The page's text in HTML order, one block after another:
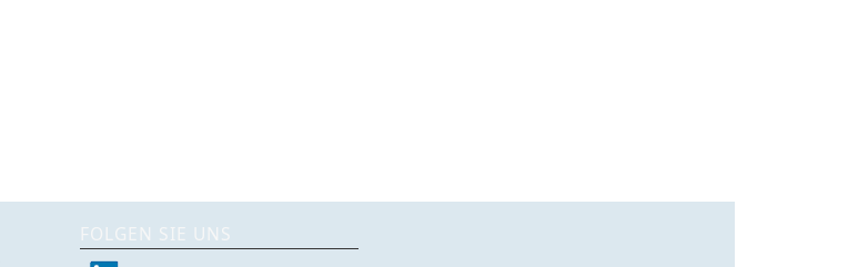
FOLGEN SIE UNS